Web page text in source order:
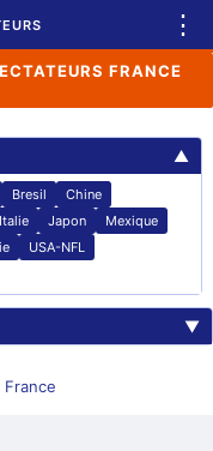
⋮
FRANCE
▲
Bresil
Chine
Italie Japon
Mexique
USA-NFL
▼